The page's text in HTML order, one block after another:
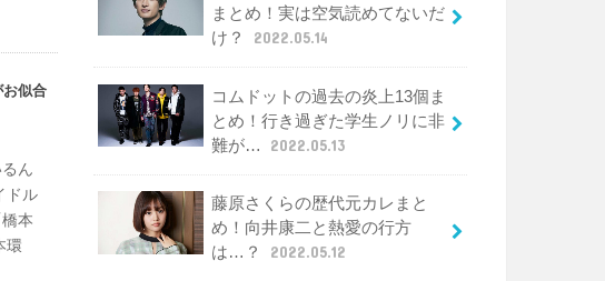
お似合
ん
ドル
本
環
まとめ！実は空気読めてないだ
け？
2022.05.14
コムドットの過去の炎上13個ま
とめ！行き過ぎた学生ノリに非
難が…
2022.05.13
藤原さくらの歴代元カレまと
め！向井康二と熱愛の行方
は…？
2022.05.12